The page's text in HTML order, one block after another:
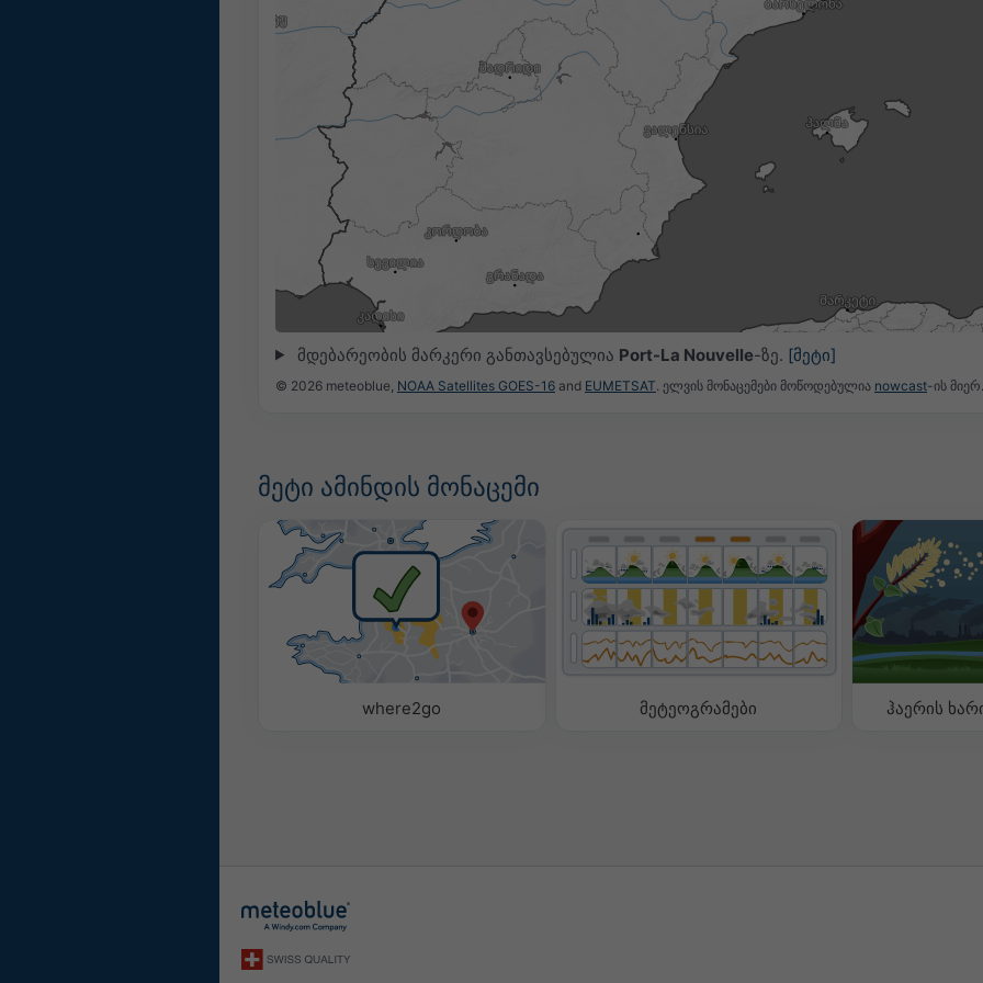
მდებარეობის მარკერი განთავსებულია Port-La Nouvelle-ზე. [მეტი]
© 2026 meteoblue, NOAA Satellites GOES-16 and EUMETSAT. ელვის მონაცემები მოწოდებულია nowcast-ის მიერ.
მეტი ამინდის მონაცემი
where2go მეტეოგრამები ჰაერის